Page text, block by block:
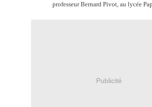
professeur Bernard Pivot, au lycée
Publicité